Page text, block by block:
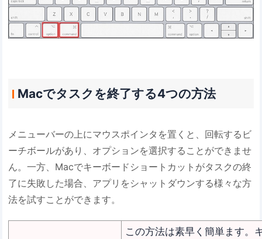
Macでタスクを終了する4つの方法
メニューバーの上にマウスポインタを置くと、回転するビ
ーチボールがあり、オプションを選択することができませ
ん。一方、Macでキーボードショートカットがタスクの終
了に失敗した場合、アプリをシャットダウンする様々な方
法を試すことができます。
この方法は素早く簡単ます。